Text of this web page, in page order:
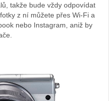
takže bude vždy odpovídat
z ní můžete přes Wi-Fi a
nebo Instagram, aniž by